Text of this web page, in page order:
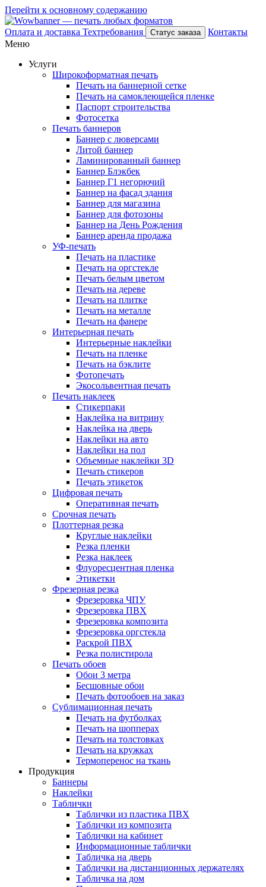
Перейти к основному содержанию
Оплата и доставка Техтребования Статус заказа
Контакты
Меню
Услуги
Широкоформатная печать
Печать на баннерной сетке
Печать на самоклеющейся пленке
Паспорт строительства
Фотосетка
Печать баннеров
Баннер с люверсами
Литой баннер
Ламинированный баннер
Баннер Блэкбек
Баннер Г1 негорючий
Баннер на фасад здания
Баннер для магазина
Баннер для фотозоны
Баннер на День Рождения
Баннер аренда продажа
УФ-печать
Печать на пластике
Печать на оргстекле
Печать белым цветом
Печать на дереве
Печать на плитке
Печать на металле
Печать на фанере
Интерьерная печать
Интерьерные наклейки
Печать на пленке
Печать на бэклите
Фотопечать
Экосольвентная печать
Печать наклеек
Стикерпаки
Наклейка на витрину
Наклейка на дверь
Наклейки на авто
Наклейки на пол
Объемные наклейки 3D
Печать стикеров
Печать этикеток
Цифровая печать
Оперативная печать
Срочная печать
Плоттерная резка
Круглые наклейки
Резка пленки
Резка наклеек
Флуоресцентная пленка
Этикетки
Фрезерная резка
Фрезеровка ЧПУ
Фрезеровка ПВХ
Фрезеровка композита
Фрезеровка оргстекла
Раскрой ПВХ
Резка полистирола
Печать обоев
Обои 3 метра
Бесшовные обои
Печать фотообоев на заказ
Сублимационная печать
Печать на футболках
Печать на шопперах
Печать на толстовках
Печать на кружках
Термоперенос на ткань
Продукция
Баннеры
Наклейки
Таблички
Таблички из пластика ПВХ
Таблички из композита
Таблички на кабинет
Информационные таблички
Табличка на дверь
Таблички на дистанционных держателях
Табличка на дом